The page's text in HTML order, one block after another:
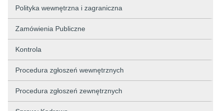
Polityka wewnętrzna i zagraniczna
Zamówienia Publiczne
Kontrola
Procedura zgłoszeń wewnętrznych
Procedura zgłoszeń zewnętrznych